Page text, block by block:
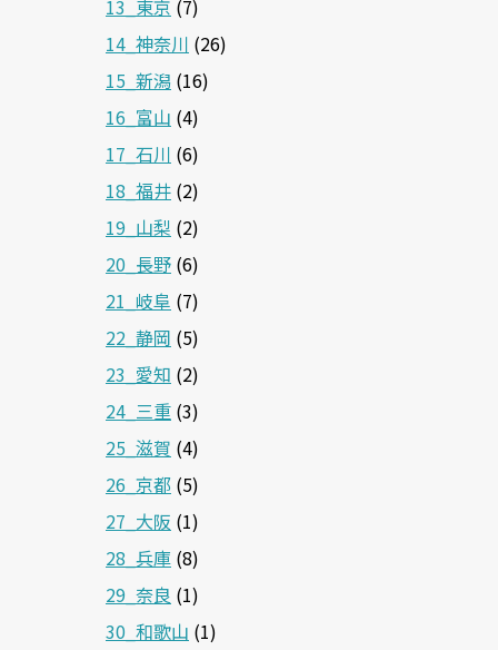
13_東京 (7)
14_神奈川 (26)
15_新潟 (16)
16_富山 (4)
17_石川 (6)
18_福井 (2)
19_山梨 (2)
20_長野 (6)
21_岐阜 (7)
22_静岡 (5)
23_愛知 (2)
24_三重 (3)
25_滋賀 (4)
26_京都 (5)
27_大阪 (1)
28_兵庫 (8)
29_奈良 (1)
30_和歌山 (1)